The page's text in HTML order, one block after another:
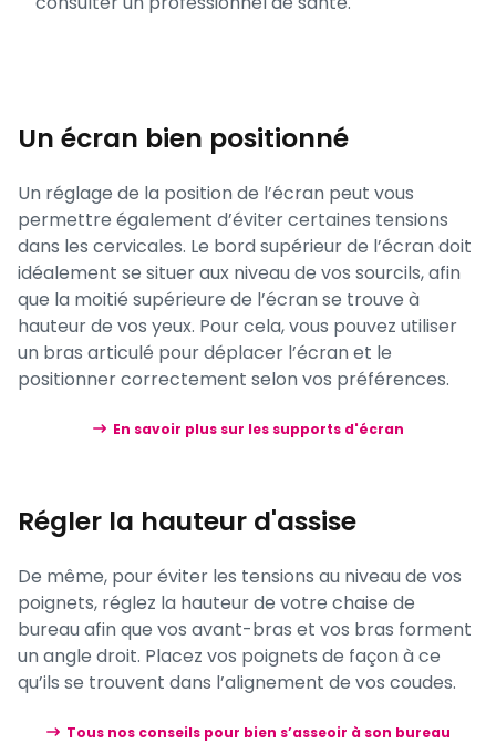
Un écran bien positionné
Un réglage de la position de l’écran peut vous
permettre également d’éviter certaines tensions
dans les cervicales. Le bord supérieur de l’écran doit
idéalement se situer aux niveau de vos sourcils, afin
que la moitié supérieure de l’écran se trouve à
hauteur de vos yeux. Pour cela, vous pouvez utiliser
un bras articulé pour déplacer l’écran et le
positionner correctement selon vos préférences.
En savoir plus sur les supports d'écran
Régler la hauteur d'assise
De même, pour éviter les tensions au niveau de vos
poignets, réglez la hauteur de votre chaise de
bureau afin que vos avant-bras et vos bras forment
un angle droit. Placez vos poignets de façon à ce
qu’ils se trouvent dans l’alignement de vos coudes.
Tous nos conseils pour bien s’asseoir à son bureau